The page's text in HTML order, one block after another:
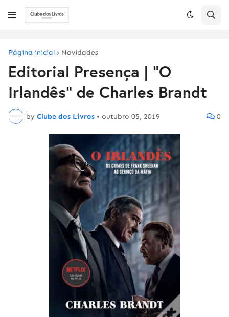
Página inicial Novidades
Editorial Presença | "O
Irlandês" de Charles Brandt
by Clube dos Livros • outubro 05, 2019 0